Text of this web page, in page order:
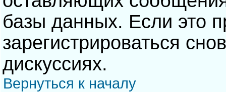
базы данных. Если это
зарегистрироваться
дискуссиях.
Вернуться к началу